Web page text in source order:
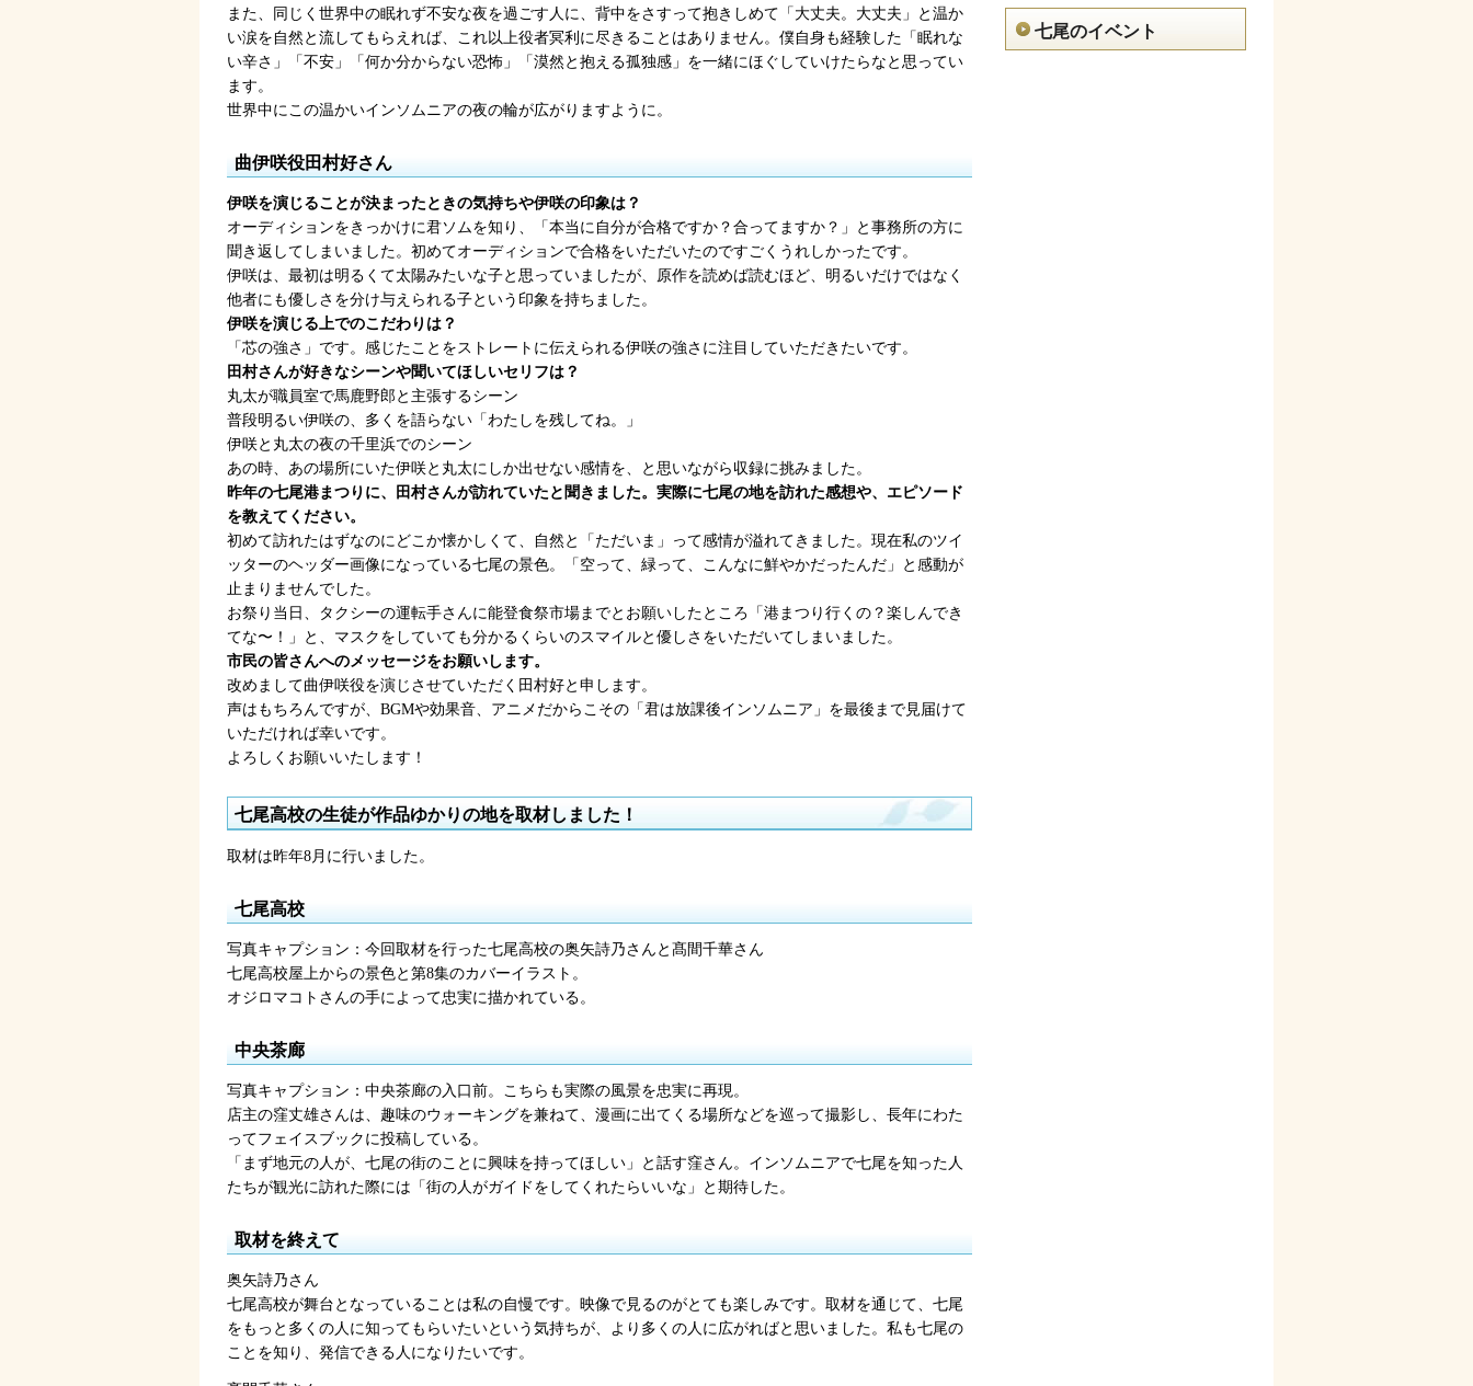
また、同じく世界中の眠れず不安な夜を過ごす人に、背中をさすって抱きしめて「大丈夫。大丈夫」と温か
い涙を自然と流してもらえれば、これ以上役者冥利に尽きることはありません。僕自身も経験した「眠れな
い辛さ」「不安」「何か分からない恐怖」「漠然と抱える孤独感」を一緒にほぐしていけたらなと思ってい
ます。
世界中にこの温かいインソムニアの夜の輪が広がりますように。
曲伊咲役田村好さん
伊咲を演じることが決まったときの気持ちや伊咲の印象は？
オーディションをきっかけに君ソムを知り、「本当に自分が合格ですか？合ってますか？」と事務所の方に
聞き返してしまいました。初めてオーディションで合格をいただいたのですごくうれしかったです。
伊咲は、最初は明るくて太陽みたいな子と思っていましたが、原作を読めば読むほど、明るいだけではなく
他者にも優しさを分け与えられる子という印象を持ちました。
伊咲を演じる上でのこだわりは？
「芯の強さ」です。感じたことをストレートに伝えられる伊咲の強さに注目していただきたいです。
田村さんが好きなシーンや聞いてほしいセリフは？
丸太が職員室で馬鹿野郎と主張するシーン
普段明るい伊咲の、多くを語らない「わたしを残してね。」
伊咲と丸太の夜の千里浜でのシーン
あの時、あの場所にいた伊咲と丸太にしか出せない感情を、と思いながら収録に挑みました。
昨年の七尾港まつりに、田村さんが訪れていたと聞きました。実際に七尾の地を訪れた感想や、エピソード
を教えてください。
初めて訪れたはずなのにどこか懐かしくて、自然と「ただいま」って感情が溢れてきました。現在私のツイ
ッターのヘッダー画像になっている七尾の景色。「空って、緑って、こんなに鮮やかだったんだ」と感動が
止まりませんでした。
お祭り当日、タクシーの運転手さんに能登食祭市場までとお願いしたところ「港まつり行くの？楽しんでき
てな〜！」と、マスクをしていても分かるくらいのスマイルと優しさをいただいてしまいました。
市民の皆さんへのメッセージをお願いします。
改めまして曲伊咲役を演じさせていただく田村好と申します。
声はもちろんですが、BGMや効果音、アニメだからこその「君は放課後インソムニア」を最後まで見届けて
いただければ幸いです。
よろしくお願いいたします！
七尾高校の生徒が作品ゆかりの地を取材しました！
取材は昨年8月に行いました。
七尾高校
写真キャプション：今回取材を行った七尾高校の奥矢詩乃さんと髙間千華さん
七尾高校屋上からの景色と第8集のカバーイラスト。
オジロマコトさんの手によって忠実に描かれている。
中央茶廊
写真キャプション：中央茶廊の入口前。こちらも実際の風景を忠実に再現。
店主の窪丈雄さんは、趣味のウォーキングを兼ねて、漫画に出てくる場所などを巡って撮影し、長年にわた
ってフェイスブックに投稿している。
「まず地元の人が、七尾の街のことに興味を持ってほしい」と話す窪さん。インソムニアで七尾を知った人
たちが観光に訪れた際には「街の人がガイドをしてくれたらいいな」と期待した。
取材を終えて
奥矢詩乃さん
七尾高校が舞台となっていることは私の自慢です。映像で見るのがとても楽しみです。取材を通じて、七尾
をもっと多くの人に知ってもらいたいという気持ちが、より多くの人に広がればと思いました。私も七尾の
ことを知り、発信できる人になりたいです。
七尾のイベント